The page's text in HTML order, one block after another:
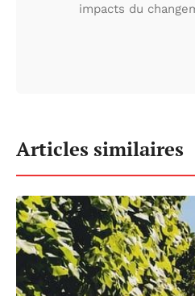
impacts du
Articles similaires